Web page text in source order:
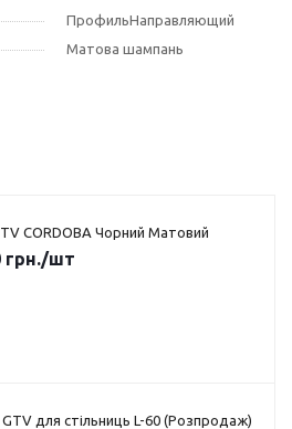
ПрофильНаправляющий
Матова шампань
CORDOBA Чорний Матовий
грн./шт
для стільниць L-60 (Розпродаж)